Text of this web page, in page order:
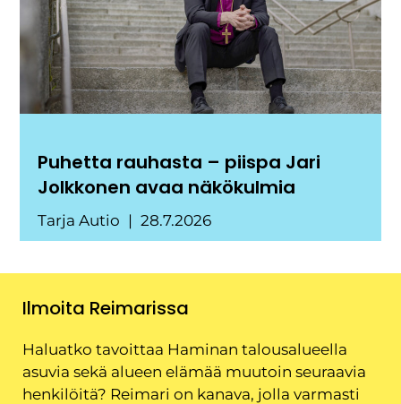
Puhetta rauhasta – piispa Jari
Jolkkonen avaa näkökulmia
Tarja Autio 28.7.2026
Ilmoita Reimarissa
Haluatko tavoittaa Haminan talousalueella
asuvia sekä alueen elämää muutoin seuraavia
henkilöitä? Reimari on kanava, jolla varmasti